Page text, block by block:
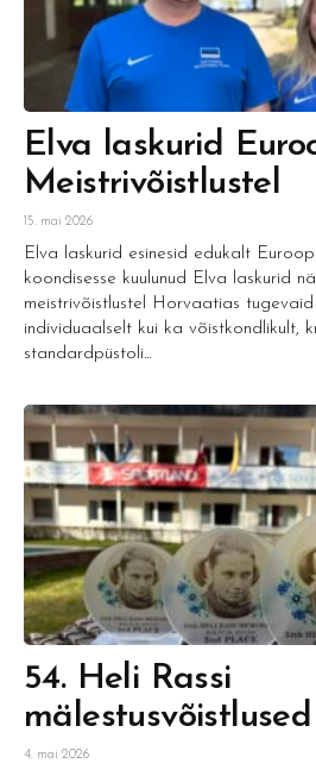
Elva laskurid
Meistrivõistlustel
15. mai 2026
Elva laskurid esinesid edukalt
koondisesse kuulunud Elva laskurid
meistrivõistlustel Horvaatias tugevaid
individuaalselt kui ka võistkondlikult,
standardpüstoli...
54. Heli Rassi
4. mai 2026